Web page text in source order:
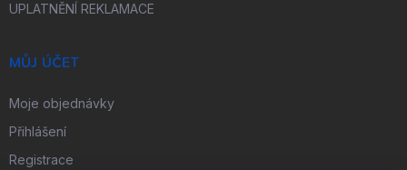
UPLATNĚNÍ REKLAMACE
MŮJ ÚČET
Moje objednávky
Přihlášení
Registrace